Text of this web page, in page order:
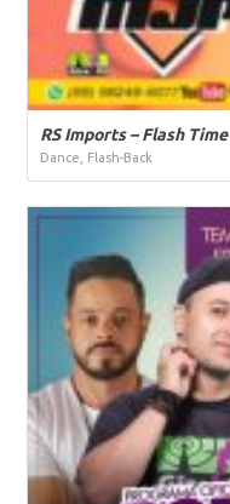
RS Imports – Flash Time
Dance, Flash-Back